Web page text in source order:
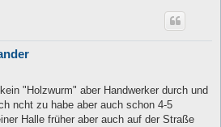
"Holzwurm" aber Handwerker durch und
ncht zu habe aber auch schon 4-5
Halle früher aber auch auf der Straße